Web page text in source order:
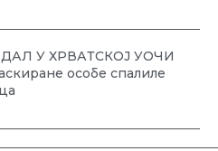
У ХРВАТСКОЈ УОЧИ
особе спалиле